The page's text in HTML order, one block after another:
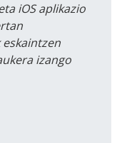
iOS aplikazio
izango